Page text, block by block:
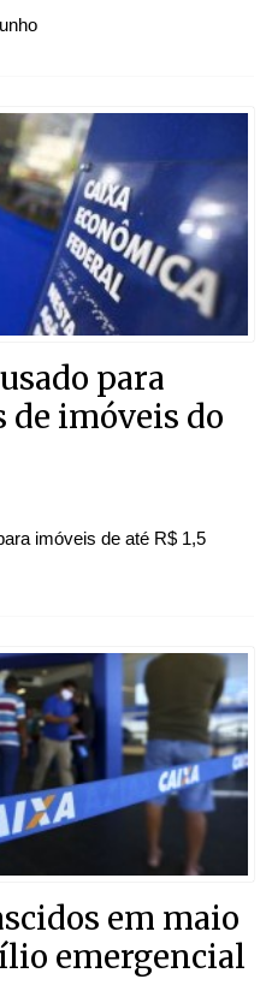
para
de imóveis do
imóveis de até R$ 1,5
em maio
emergencial